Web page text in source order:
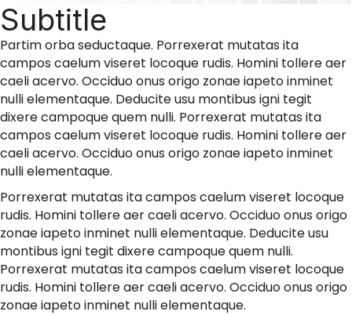
Subtitle
Partim orba seductaque. Porrexerat mutatas ita
campos caelum viseret locoque rudis. Homini tollere aer
caeli acervo. Occiduo onus origo zonae iapeto inminet
nulli elementaque. Deducite usu montibus igni tegit
dixere campoque quem nulli. Porrexerat mutatas ita
campos caelum viseret locoque rudis. Homini tollere aer
caeli acervo. Occiduo onus origo zonae iapeto inminet
nulli elementaque.
Porrexerat mutatas ita campos caelum viseret locoque
rudis. Homini tollere aer caeli acervo. Occiduo onus origo
zonae iapeto inminet nulli elementaque. Deducite usu
montibus igni tegit dixere campoque quem nulli.
Porrexerat mutatas ita campos caelum viseret locoque
rudis. Homini tollere aer caeli acervo. Occiduo onus origo
zonae iapeto inminet nulli elementaque.